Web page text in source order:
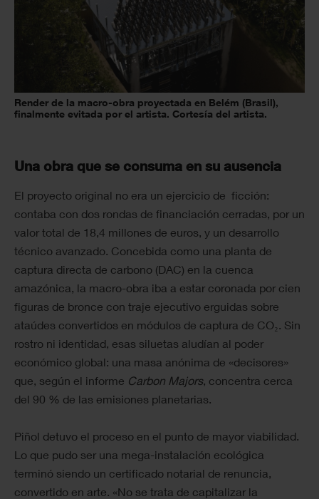
Render de la macro-obra proyectada en Belém (Brasil),
finalmente evitada por el artista. Cortesía del artista.
Una obra que se consuma en su ausencia
El proyecto original no era un ejercicio de ficción:
contaba con dos rondas de financiación cerradas, por un
valor total de 18,4 millones de euros, y un desarrollo
técnico avanzado. Concebida como una planta de
captura directa de carbono (DAC) en la cuenca
amazónica, la macro-obra iba a estar coronada por cien
figuras de bronce con traje ejecutivo erguidas sobre
ataúdes convertidos en módulos de captura de CO₂. Sin
rostro ni identidad, esas siluetas aludían al poder
económico global: una masa anónima de «decisores»
que, según el informe Carbon Majors, concentra cerca
del 90 % de las emisiones planetarias.
Piñol detuvo el proceso en el punto de mayor viabilidad.
Lo que pudo ser una mega-instalación ecológica
terminó siendo un certificado notarial de renuncia,
convertido en arte. «No se trata de capitalizar la